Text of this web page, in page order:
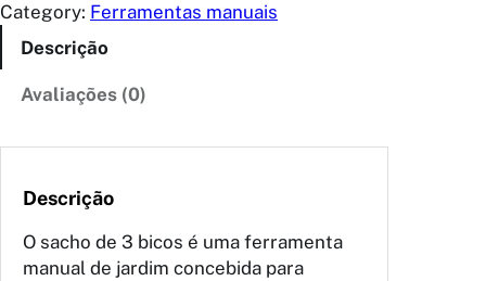
Category: Ferramentas manuais
Descrição
Avaliações (0)
Descrição
O sacho de 3 bicos é uma ferramenta
manual de jardim concebida para